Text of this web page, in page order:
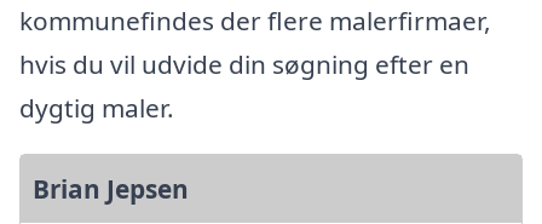
kommunefindes der flere malerfirmaer,
hvis du vil udvide din søgning efter en
dygtig maler.
Brian Jepsen